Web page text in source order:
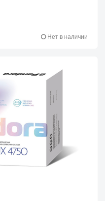
Нет в наличии